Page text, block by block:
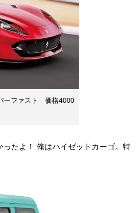
ーファスト 価格4000
たよ！ 俺はハイゼットカーゴ。特